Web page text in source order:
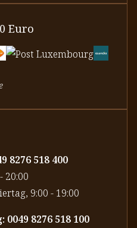
Euro
8276 518 400
20:00
9:00 - 19:00
8276 518 100